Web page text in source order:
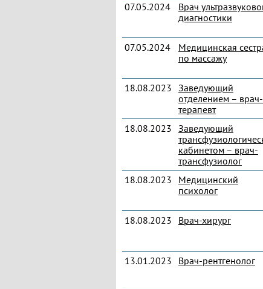
07.05.2024
Врач
диагностики
07.05.2024
Медицинская
по массажу
18.08.2023 Заведующий
отделением – врач-
терапевт
18.08.2023 Заведующий
кабинетом – врач-
трансфузиолог
18.08.2023
Медицинский
психолог
18.08.2023 Врач-хирург
13.01.2023 Врач-рентгенолог